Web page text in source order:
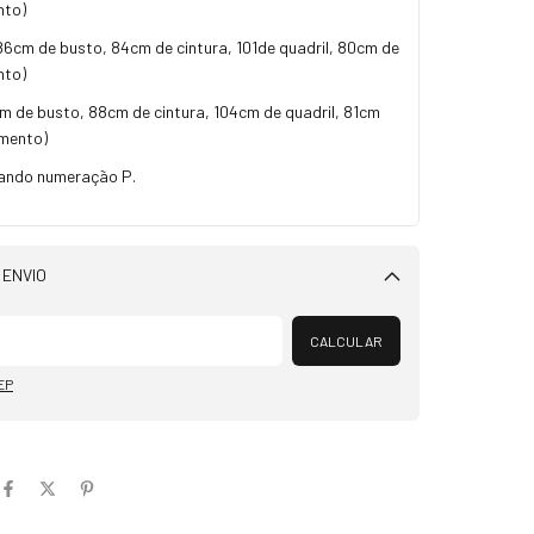
de busto, 84cm de cintura, 101de quadril, 80cm de
de busto, 88cm de cintura, 104cm de quadril, 81cm
numeração P.
Alterar CEP
CALCULAR